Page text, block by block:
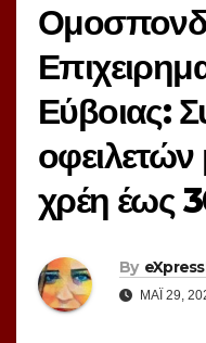
Εύβοιας:
οφειλετών
χρέη έως
By
ΜΆΙ 29,